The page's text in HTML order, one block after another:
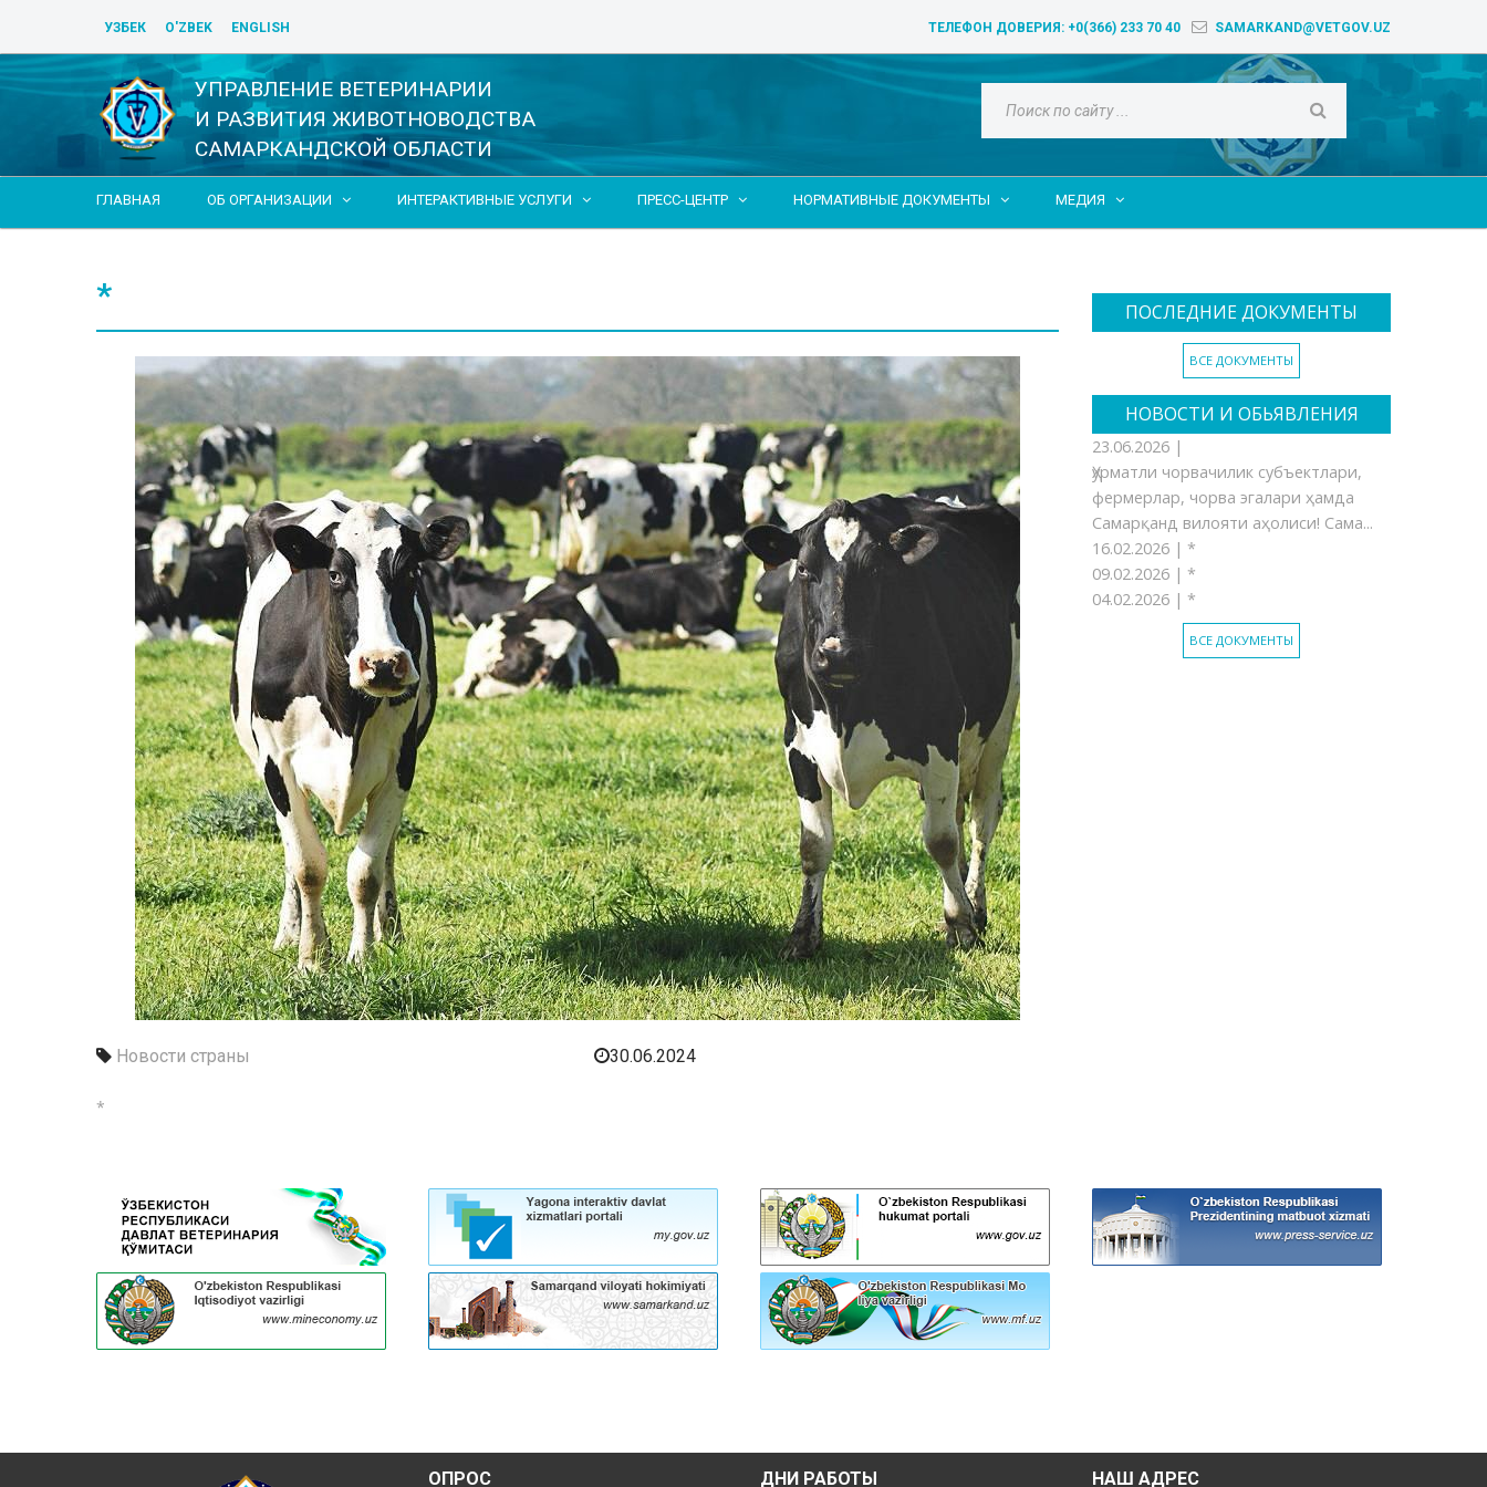
УЗБЕК O'ZBEK ENGLISH ТЕЛЕФОН ДОВЕРИЯ: +0(366) 233 70 40 SAMARKAND@VETGOV.UZ
УПРАВЛЕНИЕ ВЕТЕРИНАРИИ
И РАЗВИТИЯ ЖИВОТНОВОДСТВА
САМАРКАНДСКОЙ ОБЛАСТИ
ГЛАВНАЯ ОБ ОРГАНИЗАЦИИ  ИНТЕРАКТИВНЫЕ УСЛУГИ  ПРЕСС-ЦЕНТР  НОРМАТИВНЫЕ ДОКУМЕНТЫ  МЕДИЯ 
*
Новости страны 30.06.2024
*
ПОСЛЕДНИЕ ДОКУМЕНТЫ
ВСЕ ДОКУМЕНТЫ
НОВОСТИ И ОБЬЯВЛЕНИЯ
23.06.2026 |
Ҳурматли чорвачилик субъектлари,
фермерлар, чорва эгалари ҳамда
Самарқанд вилояти аҳолиси! Сама...
16.02.2026 | *
09.02.2026 | *
04.02.2026 | *
ВСЕ ДОКУМЕНТЫ
ОПРОС ДНИ РАБОТЫ НАШ АДРЕС